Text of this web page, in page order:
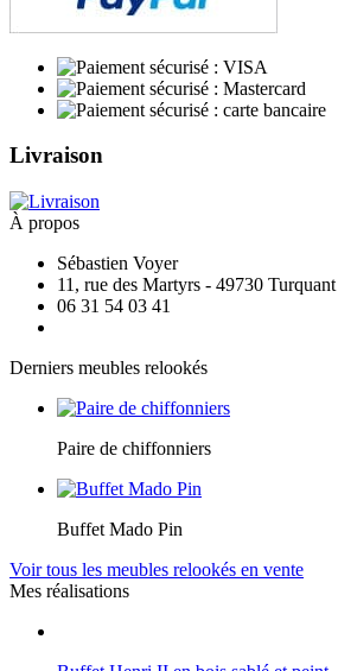
Livraison
À propos
Sébastien Voyer
11, rue des Martyrs - 49730 Turquant
06 31 54 03 41
Derniers meubles relookés
Paire de chiffonniers
Buffet Mado Pin
Voir tous les meubles relookés en vente
Mes réalisations